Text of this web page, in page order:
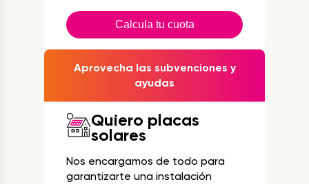
Calcula tu cuota
Aprovecha las subvenciones y
ayudas
Quiero placas
solares
Nos encargamos de todo para
garantizarte una instalación